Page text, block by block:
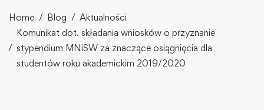
Home Blog
Aktualności
Komunikat dot. składania wniosków o przyznanie
stypendium MNiSW za znaczące osiągnięcia dla
studentów roku akademickim 2019/2020